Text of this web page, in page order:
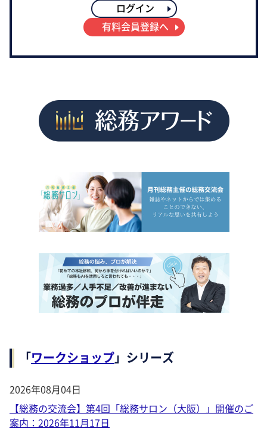
ログイン
有料会員登録へ
「ワークショップ」シリーズ
2026年08月04日
【総務の交流会】第4回「総務サロン（大阪）」開催のご
案内：2026年11月17日